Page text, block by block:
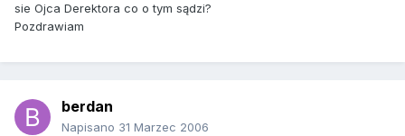
sie Ojca Derektora co o tym sądzi?
Pozdrawiam
berdan
Napisano 31 Marzec 2006